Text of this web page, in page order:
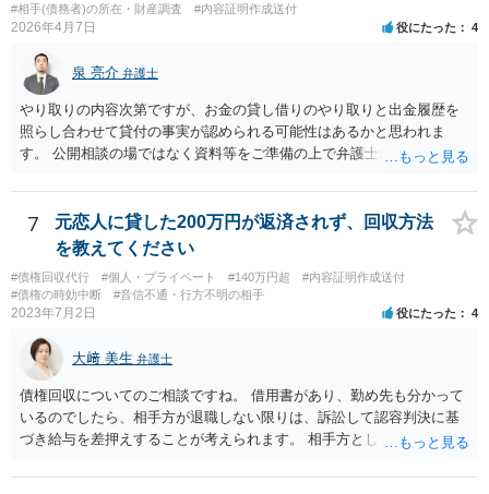
#相手(債務者)の所在・財産調査
#内容証明作成送付
2026年4月7日 役にたった 4
泉 亮介 弁護士
やり取りの内容次第ですが、お金の貸し借りのやり取りと出金履歴を
照らし合わせて貸付の事実が認められる可能性はあるかと思われま
す。 公開相談の場ではなく資料等をご準備の上で弁護士に個別相談さ
7
元恋人に貸した200万円が返済されず、回収方法
を教えてください
#債権回収代行 #個人・プライベート #140万円超
#内容証明作成送付
#債権の時効中断
#音信不通・行方不明の相手
2023年7月2日 役にたった 4
大﨑 美生 弁護士
債権回収についてのご相談ですね。 借用書があり、勤め先も分かって
いるのでしたら、相手方が退職しない限りは、訴訟して認容判決に基
づき給与を差押えすることが考えられます。 相手方としては上記のと
まとまる可能性もあると思います。 借用書などの記録をもって弁護士